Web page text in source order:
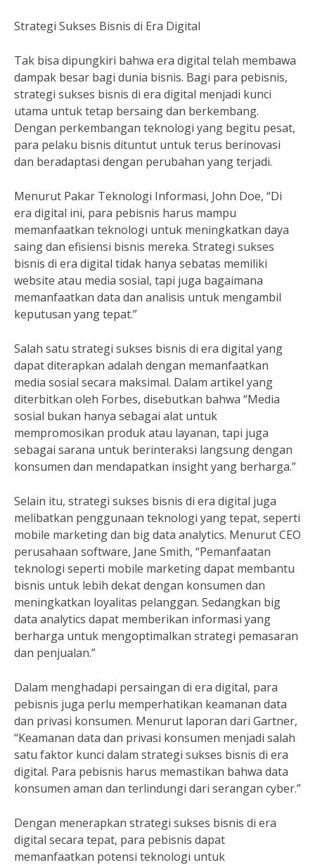
Strategi Sukses Bisnis di Era Digital
Tak bisa dipungkiri bahwa era digital telah membawa
dampak besar bagi dunia bisnis. Bagi para pebisnis,
strategi sukses bisnis di era digital menjadi kunci
utama untuk tetap bersaing dan berkembang.
Dengan perkembangan teknologi yang begitu pesat,
para pelaku bisnis dituntut untuk terus berinovasi
dan beradaptasi dengan perubahan yang terjadi.
Menurut Pakar Teknologi Informasi, John Doe, “Di
era digital ini, para pebisnis harus mampu
memanfaatkan teknologi untuk meningkatkan daya
saing dan efisiensi bisnis mereka. Strategi sukses
bisnis di era digital tidak hanya sebatas memiliki
website atau media sosial, tapi juga bagaimana
memanfaatkan data dan analisis untuk mengambil
keputusan yang tepat.”
Salah satu strategi sukses bisnis di era digital yang
dapat diterapkan adalah dengan memanfaatkan
media sosial secara maksimal. Dalam artikel yang
diterbitkan oleh Forbes, disebutkan bahwa “Media
sosial bukan hanya sebagai alat untuk
mempromosikan produk atau layanan, tapi juga
sebagai sarana untuk berinteraksi langsung dengan
konsumen dan mendapatkan insight yang berharga.”
Selain itu, strategi sukses bisnis di era digital juga
melibatkan penggunaan teknologi yang tepat, seperti
mobile marketing dan big data analytics. Menurut CEO
perusahaan software, Jane Smith, “Pemanfaatan
teknologi seperti mobile marketing dapat membantu
bisnis untuk lebih dekat dengan konsumen dan
meningkatkan loyalitas pelanggan. Sedangkan big
data analytics dapat memberikan informasi yang
berharga untuk mengoptimalkan strategi pemasaran
dan penjualan.”
Dalam menghadapi persaingan di era digital, para
pebisnis juga perlu memperhatikan keamanan data
dan privasi konsumen. Menurut laporan dari Gartner,
“Keamanan data dan privasi konsumen menjadi salah
satu faktor kunci dalam strategi sukses bisnis di era
digital. Para pebisnis harus memastikan bahwa data
konsumen aman dan terlindungi dari serangan cyber.”
Dengan menerapkan strategi sukses bisnis di era
digital secara tepat, para pebisnis dapat
memanfaatkan potensi teknologi untuk